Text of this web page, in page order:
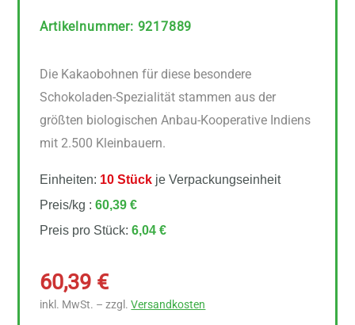
Artikelnummer: 9217889
Die Kakaobohnen für diese besondere
Schokoladen-Spezialität stammen aus der
größten biologischen Anbau-Kooperative Indiens
mit 2.500 Kleinbauern.
Einheiten: 10 Stück je Verpackungseinheit
Preis/kg :60,39 €
Preis pro Stück:6,04 €
60,39 €
inkl. MwSt. – zzgl.Versandkosten